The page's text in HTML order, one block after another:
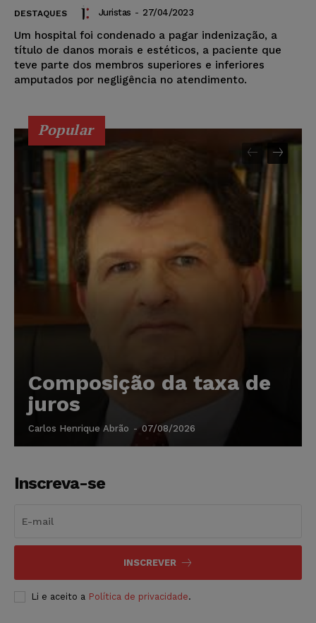
DESTAQUES Juristas - 27/04/2023
Um hospital foi condenado a pagar indenização, a
título de danos morais e estéticos, a paciente que
teve parte dos membros superiores e inferiores
amputados por negligência no atendimento.
Popular
Composição da taxa de
juros
Carlos Henrique Abrão - 07/08/2026
Inscreva-se
INSCREVER
Li e aceito a Política de privacidade.